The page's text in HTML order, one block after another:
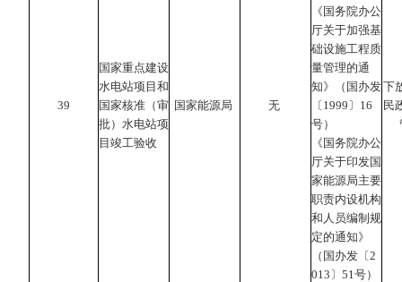
39
国家重点建设
水电站项目和
国家核准（审
批）水电站项
目竣工验收
国家能源局 无
《国务院办公
厅关于加强基
础设施工程质
量管理的通
知》（国办发
〔1999〕16
号）
《国务院办公
厅关于印发国
家能源局主要
职责内设机构
和人员编制规
定的通知》
（国办发〔2
013〕51号）
下
民